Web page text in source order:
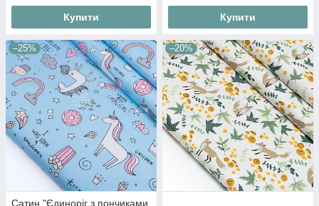
Купити Купити
–25%
Сатин "Єдиноріг з пончиками
–20%